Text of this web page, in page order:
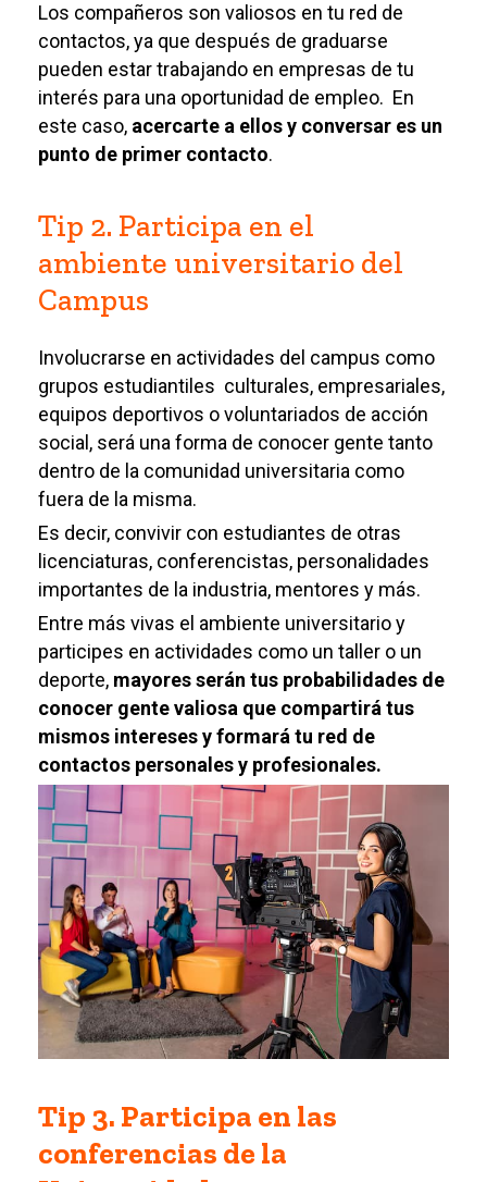
Los compañeros son valiosos en tu red de
contactos, ya que después de graduarse
pueden estar trabajando en empresas de tu
interés para una oportunidad de empleo. En
este caso, acercarte a ellos y conversar es un
punto de primer contacto.
Tip 2. Participa en el
ambiente universitario del
Campus
Involucrarse en actividades del campus como
grupos estudiantiles culturales, empresariales,
equipos deportivos o voluntariados de acción
social, será una forma de conocer gente tanto
dentro de la comunidad universitaria como
fuera de la misma.
Es decir, convivir con estudiantes de otras
licenciaturas, conferencistas, personalidades
importantes de la industria, mentores y más.
Entre más vivas el ambiente universitario y
participes en actividades como un taller o un
deporte, mayores serán tus probabilidades de
conocer gente valiosa que compartirá tus
mismos intereses y formará tu red de
contactos personales y profesionales.
Tip 3. Participa en las
conferencias de la